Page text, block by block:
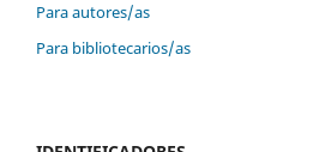
Para autores/as
Para bibliotecarios/as